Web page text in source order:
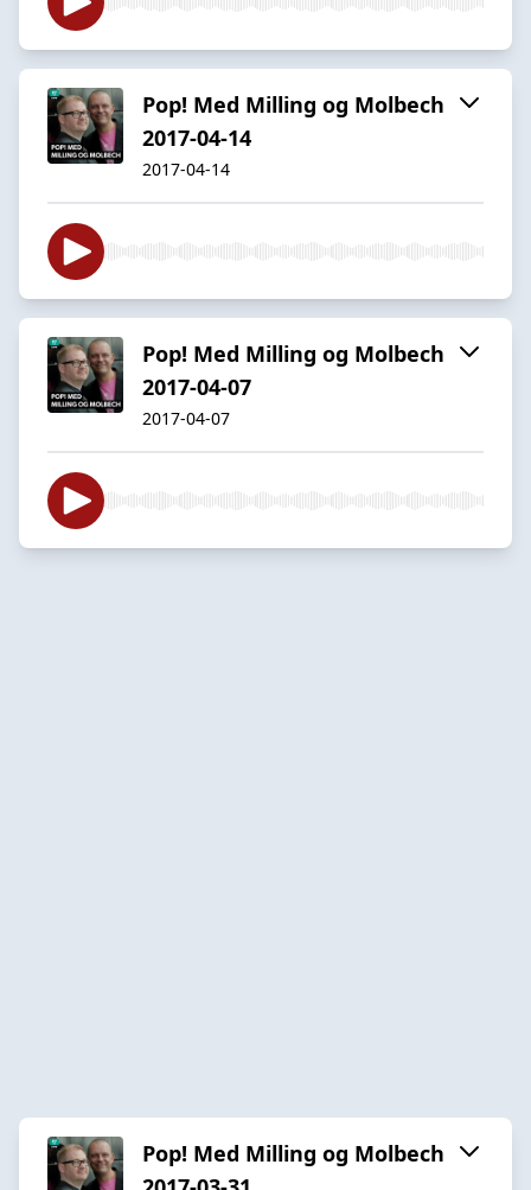
Pop! Med Milling og Molbech
2017-04-14
2017-04-14
Pop! Med Milling og Molbech
2017-04-07
2017-04-07
Pop! Med Milling og Molbech